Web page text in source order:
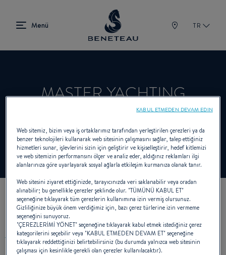
TR
MASTER YACHTING
Satıcı Sailboats için BENETEAU
KOORDINATLARIMIZ
Web sitemiz, bizim veya iş ortaklarımız tarafından yerleştirilen çerezleri ya da
benzer teknolojileri kullanarak web sitesinin çalışmasını sağlar, talep ettiğiniz
hizmetleri sunar, işlevlerini sizin için geliştirir ve kişiselleştirir, hedef kitlemizi
ve web sitemizin performansını ölçer ve analiz eder, aldığınız reklamları ilgi
alanlarınıza göre uyarlayarak sosyal ağlarla etkileşim kurmanıza olanak tanır.
Web sitesini ziyaret ettiğinizde, tarayıcınızda veri saklanabilir veya oradan
alınabilir; bu genellikle çerezler şeklinde olur. "TÜMÜNÜ KABUL ET"
seçeneğine tıklayarak tüm çerezlerin kullanımına izin vermiş olursunuz.
Gizliliğinize büyük önem verdiğimiz için, bazı çerez türlerine izin vermeme
seçeneğini sunuyoruz.
"ÇEREZLERİMİ YÖNET" seçeneğine tıklayarak kabul etmek istediğiniz çerez
kategorilerini seçebilir veya "KABUL ETMEDEN DEVAM ET" seçeneğine
tıklayarak reddettiğinizi belirtebilirsiniz (bu durumda yalnızca web sitesinin
çalışması için kesinlikle gerekli olan çerezler kullanılacaktır).
KABUL ETMEDEN DEVAM EDIN